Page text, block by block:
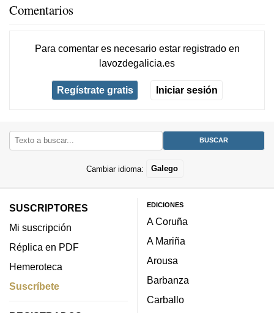
Comentarios
Para comentar es necesario estar registradoen
lavozdegalicia.es
Regístrate gratis Iniciar sesión
Cambiar idioma: Galego
SUSCRIPTORES
Mi suscripción
Réplica en PDF
Hemeroteca
Suscríbete
EDICIONES
A Coruña
A Mariña
Arousa
Barbanza
Carballo